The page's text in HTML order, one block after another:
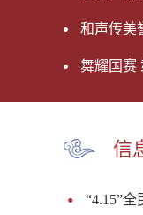
和声传美
舞耀国赛
信
“4.15”